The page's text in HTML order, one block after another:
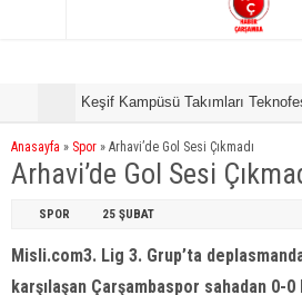
Anasayfa » Spor » Arhavi’de Gol Sesi Çıkmadı
Arhavi’de Gol Sesi
SPOR 25 ŞUBAT
Misli.com3. Lig 3. Grup’ta
karşılaşan Çarşambaspor sahadan 0-